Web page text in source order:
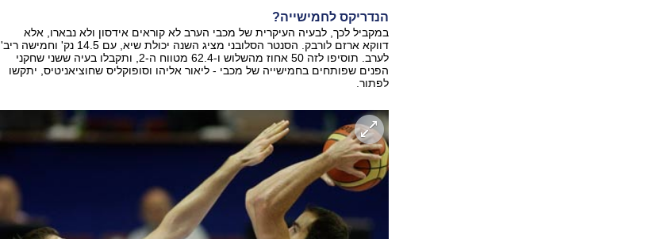
הנדריקס לחמישייה?
במקביל לכך, לבעיה העיקרית של מכבי הערב לא קוראים אידסון ולא נבארו, אלא
דווקא ארזם לורבק. הסנטר הסלובני מציג השנה יכולת שיא, עם 14.5 נק' וחמישה ריב'
לערב. תוסיפו לזה 50 אחוז מהשלוש ו-62.4 מטווח ה-2, ותקבלו בעיה ששני שחקני
הפנים שפותחים בחמישייה של מכבי - ליאור אליהו וסופוקליס שחוציאניטיס, יתקשו
לפתור.